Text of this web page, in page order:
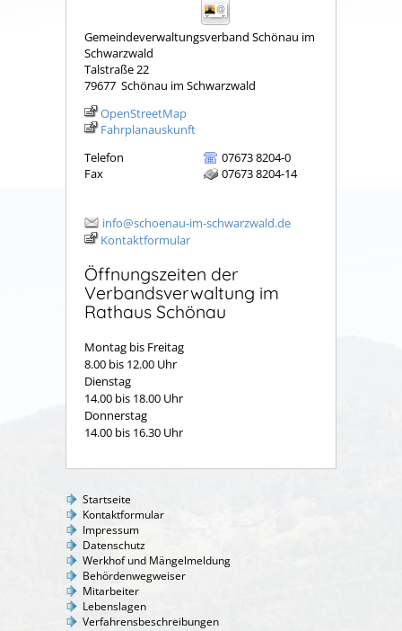
Gemeindeverwaltungsverband Schönau im
Schwarzwald
Talstraße 22
79677 Schönau im Schwarzwald
OpenStreetMap
Fahrplanauskunft
Telefon
07673 8204-0
Fax
07673 8204-14
info@schoenau-im-schwarzwald.de
Kontaktformular
Öffnungszeiten der
Verbandsverwaltung im
Rathaus Schönau
Montag bis Freitag
8.00 bis 12.00 Uhr
Dienstag
14.00 bis 18.00 Uhr
Donnerstag
14.00 bis 16.30 Uhr
Startseite
Kontaktformular
Impressum
Datenschutz
Werkhof und Mängelmeldung
Behördenwegweiser
Mitarbeiter
Lebenslagen
Verfahrensbeschreibungen